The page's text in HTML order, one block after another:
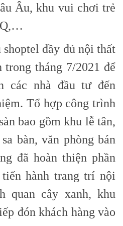
Âu, khu vui chơi trẻ
shoptel đầy đủ nội thất
trong tháng 7/2021 để
các nhà đầu tư đến
Tổ hợp công trình
bao gồm khu lễ tân,
bàn, văn phòng bán
đã hoàn thiện phần
hành trang trí nội
quan cây xanh, khu
đón khách hàng vào